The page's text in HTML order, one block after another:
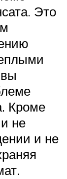
Это
Кроме
не
и не